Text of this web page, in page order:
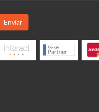
Enviar